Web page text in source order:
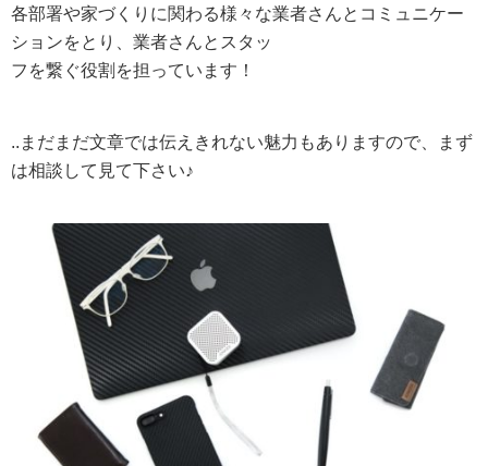
各部署や家づくりに関わる様々な業者さんとコミュニケー
ションをとり、業者さんとスタッ
フを繋ぐ役割を担っています！
..まだまだ文章では伝えきれない魅力もありますので、まず
は相談して見て下さい♪